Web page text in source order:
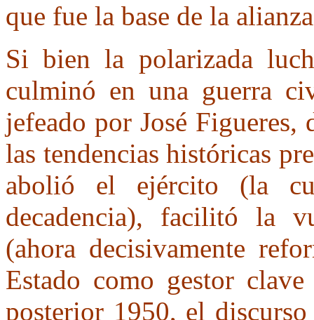
que fue la base de la
Si bien la polarizada
culminó en una guerra
jefeado por José
las tendencias históricas
abolió el ejército (la
decadencia), facilitó la
(ahora decisivamente
Estado como gestor
posterior 1950, el